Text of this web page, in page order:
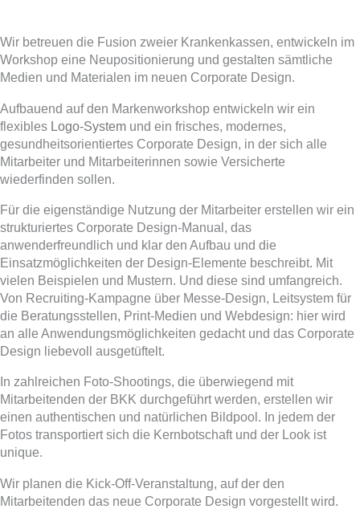
Wir betreuen die Fusion zweier Krankenkassen, entwickeln im
Workshop eine Neupositionierung und gestalten sämtliche
Medien und Materialen im neuen Corporate Design.
Aufbauend auf den Markenworkshop entwickeln wir ein
flexibles Logo-System und ein frisches, modernes,
gesundheitsorientiertes Corporate Design, in der sich alle
Mitarbeiter und Mitarbeiterinnen sowie Versicherte
wiederfinden sollen.
Für die eigenständige Nutzung der Mitarbeiter erstellen wir ein
strukturiertes Corporate Design-Manual, das
anwenderfreundlich und klar den Aufbau und die
Einsatzmöglichkeiten der Design-Elemente beschreibt. Mit
vielen Beispielen und Mustern. Und diese sind umfangreich.
Von Recruiting-Kampagne über Messe-Design, Leitsystem für
die Beratungsstellen, Print-Medien und Webdesign: hier wird
an alle Anwendungsmöglichkeiten gedacht und das Corporate
Design liebevoll ausgetüftelt.
In zahlreichen Foto-Shootings, die überwiegend mit
Mitarbeitenden der BKK durchgeführt werden, erstellen wir
einen authentischen und natürlichen Bildpool. In jedem der
Fotos transportiert sich die Kernbotschaft und der Look ist
unique.
Wir planen die Kick-Off-Veranstaltung, auf der den
Mitarbeitenden das neue Corporate Design vorgestellt wird.